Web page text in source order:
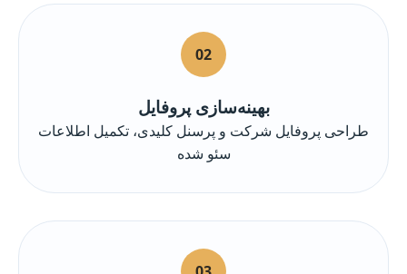
02
بهینه‌سازی پروفایل
طراحی پروفایل شرکت و پرسنل کلیدی، تکمیل اطلاعات
سئو شده